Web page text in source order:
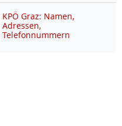
KPÖ Graz: Namen,
Adressen,
Telefonnummern